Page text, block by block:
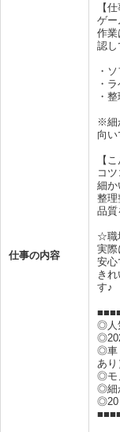
仕事の内容
【
ゲー
作業
認し
・
・
・
※細
向い
【
コ
細か
整理
品質
☆職
実際
安心
き
す♪
◎人
◎車
あり
◎モ
◎細
◎20